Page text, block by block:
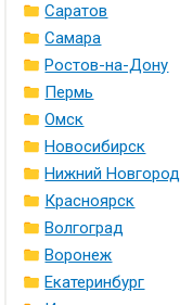
Саратов
Самара
Ростов-на-Дону
Пермь
Омск
Новосибирск
Нижний Новгород
Красноярск
Волгоград
Воронеж
Екатеринбург